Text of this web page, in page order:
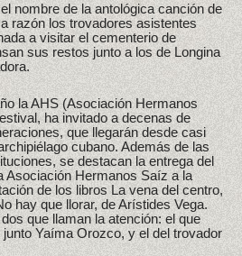
nombre de la antológica canción de
razón los trovadores asistentes
a visitar el cementerio de
sus restos junto a los de Longina
la AHS (Asociación Hermanos
ha invitado a decenas de
que llegarán desde casi
cubano. Además de las
se destacan la entrega del
Asociación Hermanos Saíz a la
de los libros La vena del centro,
hay que llorar, de Arístides Vega.
que llaman la atención: el que
Yaíma Orozco, y el del trovador